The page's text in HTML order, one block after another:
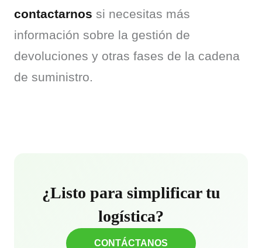
contactarnos si necesitas más
información sobre la gestión de
devoluciones y otras fases de la cadena
de suministro.
¿Listo para simplificar tu
logística?
CONTÁCTANOS